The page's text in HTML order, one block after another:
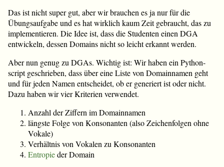
Das ist nicht super gut, aber wir brauchen es ja nur für die
Übungsaufgabe und es hat wirklich kaum Zeit gebraucht, das zu
implementieren. Die Idee ist, dass die Studenten einen DGA
entwickeln, dessen Domains nicht so leicht erkannt werden.
Aber nun genug zu DGAs. Wichtig ist: Wir haben ein Python-
script geschrieben, dass über eine Liste von Domainnamen geht
und für jeden Namen entscheidet, ob er generiert ist oder nicht.
Dazu haben wir vier Kriterien verwendet.
Anzahl der Ziffern im Domainnamen
längste Folge von Konsonanten (also Zeichenfolgen ohne
Vokale)
Verhältnis von Vokalen zu Konsonanten
Entropieder Domain